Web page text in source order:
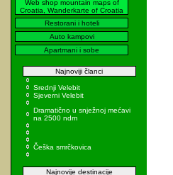
Web shop mountain maps of
Croatia, Wanderkarte of Croatia
Restorani i hoteli
Auto kampovi
Apartmani i sobe
Najnoviji članci
Srednji Velebit
Sjeverni Velebit
Dramatično u snježnoj mećavi
na 2500 ndm
Češka smrčkovica
Najnovije destinacije